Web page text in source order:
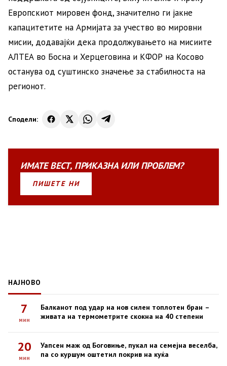
Европскиот мировен фонд, значително ги јакне
капацитетите на Армијата за учество во мировни
мисии, додавајќи дека продолжувањето на мисиите
АЛТЕА во Босна и Херцеговина и КФОР на Косово
останува од суштинско значење за стабилноста на
регионот.
Сподели:
ИМАТЕВЕСТ, ПРИКАЗНАИЛИПРОБЛЕМ?
ПИШЕТЕ НИ
НАЈНОВО
7
мин
Балканот под удар на нов силен топлотен бран –
живата на термометрите скокна на 40 степени
20
мин
Уапсен маж од Боговиње, пукал на семејна веселба,
па со куршум оштетил покрив на куќа